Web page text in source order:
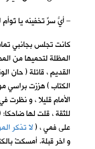
– أيُّ سرٍّ تخفينه يا تَوأم
كانت تجلس بجانبي
المظلة لتحميها من
القديم ، قائلة ( حان
الكتاب ) هززت براسي
الأمام قليلا ، و نظرت
للثقة ، قلت لها
على فمي ، (لا تذكر
و اخر قبلة. أمسكتْ